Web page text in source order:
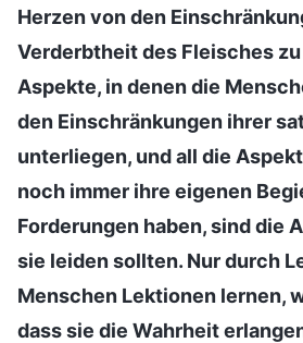
Herzen von den
Verderbtheit des Fleisches
Aspekte, in denen die
den Einschränkungen ihrer
unterliegen, und all die
noch immer ihre eigenen
Forderungen haben, sind die
sie leiden sollten. Nur durch
Menschen Lektionen lernen,
dass sie die Wahrheit